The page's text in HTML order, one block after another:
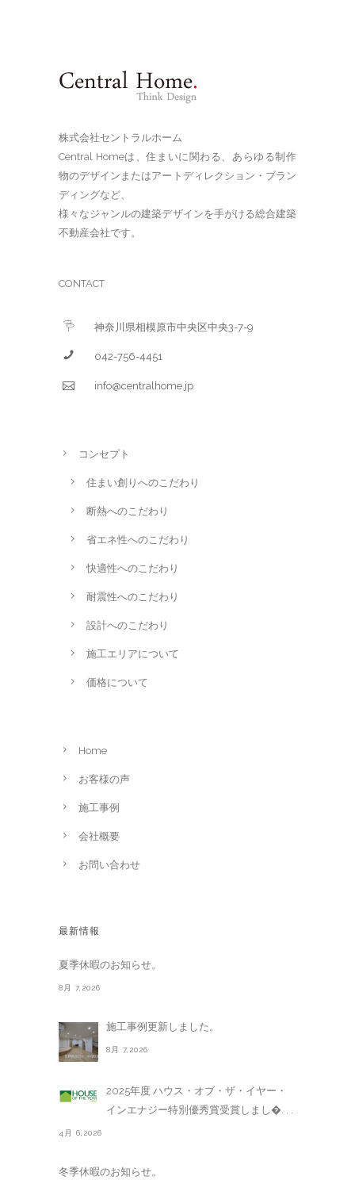
株式会社セントラルホーム
Central Homeは、住まいに関わる、あらゆる制作
物のデザインまたはアートディレクション・ブラン
ディングなど、
様々なジャンルの建築デザインを手がける総合建築
不動産会社です。
CONTACT
神奈川県相模原市中央区中央3-7-9
042-756-4451
info@centralhome.jp
コンセプト
住まい創りへのこだわり
断熱へのこだわり
省エネ性へのこだわり
快適性へのこだわり
耐震性へのこだわり
設計へのこだわり
施工エリアについて
価格について
Home
お客様の声
施工事例
会社概要
お問い合わせ
最新情報
夏季休暇のお知らせ。
8月 7,2026
施工事例更新しました。
8月 7,2026
2025年度 ハウス・オブ・ザ・イヤー・
インエナジー特別優秀賞受賞しまし�. . .
4月 6,2026
冬季休暇のお知らせ。